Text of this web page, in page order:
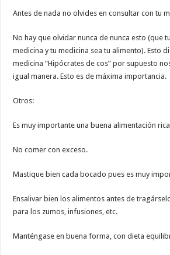
Antes de nada no olvides en consultar con tu
No hay que olvidar nunca de nunca esto (que
medicina y tu medicina sea tu alimento). Esto
medicina “Hipócrates de cos” por supuesto
igual manera. Esto es de máxima importancia.
Otros:
Es muy importante una buena alimentación
No comer con exceso.
Mastique bien cada bocado pues es muy
Ensalivar bien los alimentos antes de
para los zumos, infusiones, etc.
Manténgase en buena forma, con dieta